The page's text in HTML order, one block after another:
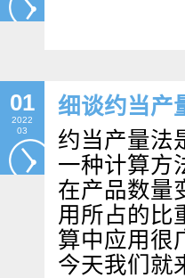
01
2022
03
细谈约当产
约当产量法
一种计算方
在产品数量
用所占的比
算中应用很
今天我们就